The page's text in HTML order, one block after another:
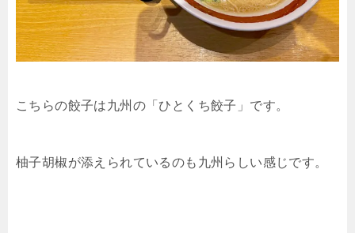
こちらの餃子は九州の「ひとくち餃子」です。
柚子胡椒が添えられているのも九州らしい感じです。